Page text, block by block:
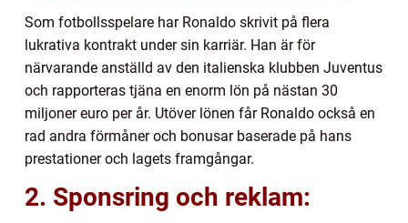
Som fotbollsspelare har Ronaldo skrivit på flera
lukrativa kontrakt under sin karriär. Han är för
närvarande anställd av den italienska klubben Juventus
och rapporteras tjäna en enorm lön på nästan 30
miljoner euro per år. Utöver lönen får Ronaldo också en
rad andra förmåner och bonusar baserade på hans
prestationer och lagets framgångar.
2. Sponsring och reklam: